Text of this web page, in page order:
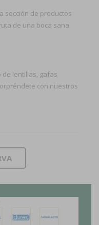
sección de productos
de una boca sana.
de lentillas, gafas
con nuestros